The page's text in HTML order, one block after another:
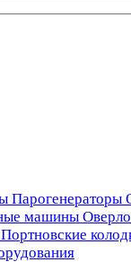
Парогенераторы
машины
Портновские